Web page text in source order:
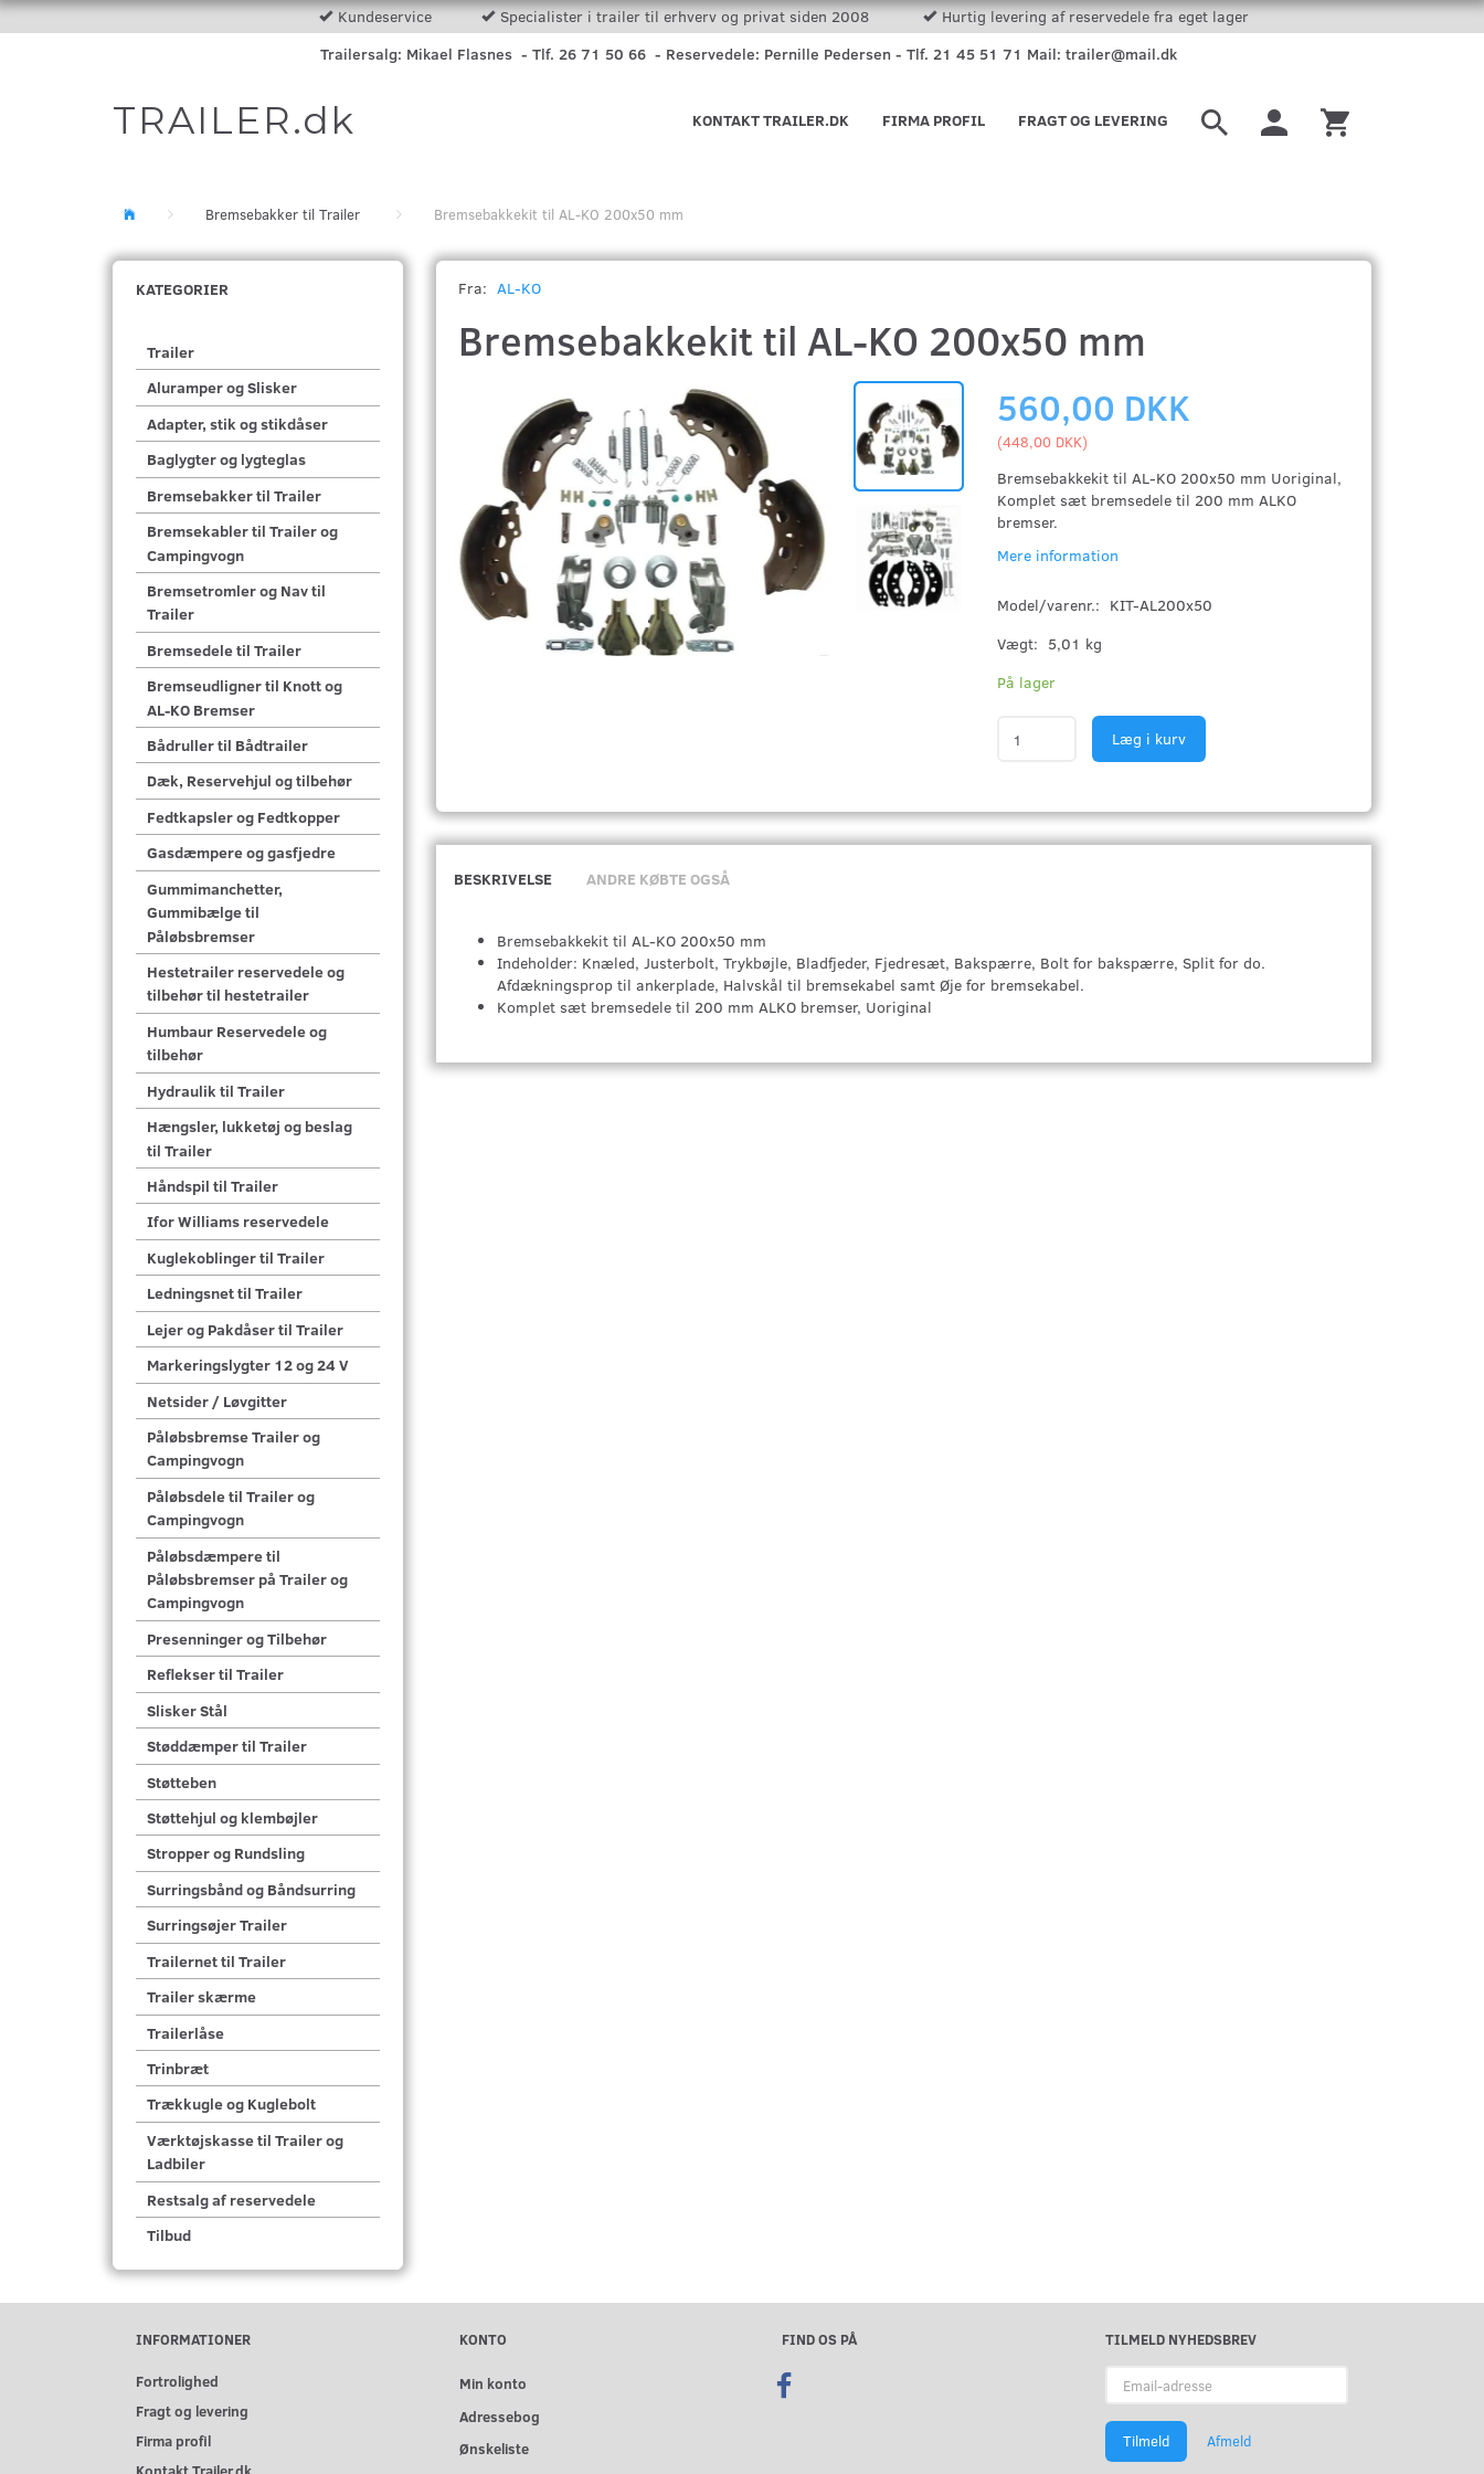
Kundeservice Specialister i trailer til erhverv og privat siden 2008
Hurtig levering af reservedele fra eget lager
Trailersalg: Mikael Flasnes - Tlf. 26 71 50 66 - Reservedele: Pernille Pedersen - Tlf. 21 45 51 71 Mail: trailer@mail.dk
TRAILER.dk FRAGT OG LEVERING
FIRMA PROFIL
KONTAKT TRAILER.DK
Bremsebakker til Trailer Bremsebakkekit til AL-KO 200x50 mm
KATEGORIER
Trailer
Aluramper og Slisker
Adapter, stik og stikdåser
Baglygter og lygteglas
Bremsebakker til Trailer
Bremsekabler til Trailer og
Campingvogn
Bremsetromler og Nav til
Trailer
Bremsedele til Trailer
Bremseudligner til Knott og
AL-KO Bremser
Bådruller til Bådtrailer
Dæk, Reservehjul og tilbehør
Fedtkapsler og Fedtkopper
Gasdæmpere og gasfjedre
Gummimanchetter,
Gummibælge til
Påløbsbremser
Hestetrailer reservedele og
tilbehør til hestetrailer
Humbaur Reservedele og
tilbehør
Hydraulik til Trailer
Hængsler, lukketøj og beslag
til Trailer
Håndspil til Trailer
Ifor Williams reservedele
Kuglekoblinger til Trailer
Ledningsnet til Trailer
Lejer og Pakdåser til Trailer
Markeringslygter 12 og 24 V
Netsider / Løvgitter
Påløbsbremse Trailer og
Campingvogn
Påløbsdele til Trailer og
Campingvogn
Påløbsdæmpere til
Påløbsbremser på Trailer og
Campingvogn
Presenninger og Tilbehør
Reflekser til Trailer
Slisker Stål
Støddæmper til Trailer
Støtteben
Støttehjul og klembøjler
Stropper og Rundsling
Surringsbånd og Båndsurring
Surringsøjer Trailer
Trailernet til Trailer
Trailer skærme
Trailerlåse
Trinbræt
Trækkugle og Kuglebolt
Værktøjskasse til Trailer og
Ladbiler
Restsalg af reservedele
Tilbud
Fra: AL-KO
Bremsebakkekit til AL-KO 200x50 mm
560,00 DKK
(448,00 DKK)
Bremsebakkekit til AL-KO 200x50 mm Uoriginal,
Komplet sæt bremsedele til 200 mm ALKO
bremser.
Mere information
Model/varenr.: KIT-AL200x50
Vægt: 5,01 kg
På lager
Læg i kurv
BESKRIVELSE ANDRE KØBTE OGSÅ
Bremsebakkekit til AL-KO 200x50 mm
Indeholder: Knæled, Justerbolt, Trykbøjle, Bladfjeder, Fjedresæt, Bakspærre, Bolt for bakspærre, Split for do.
Afdækningsprop til ankerplade, Halvskål til bremsekabel samt Øje for bremsekabel.
Komplet sæt bremsedele til 200 mm ALKO bremser, Uoriginal
INFORMATIONER
Fortrolighed
Fragt og levering
Firma profil
KONTO
Min konto
Adressebog
Ønskeliste
FIND OS PÅ
TILMELD NYHEDSBREV
adresse
Tilmeld Afmeld